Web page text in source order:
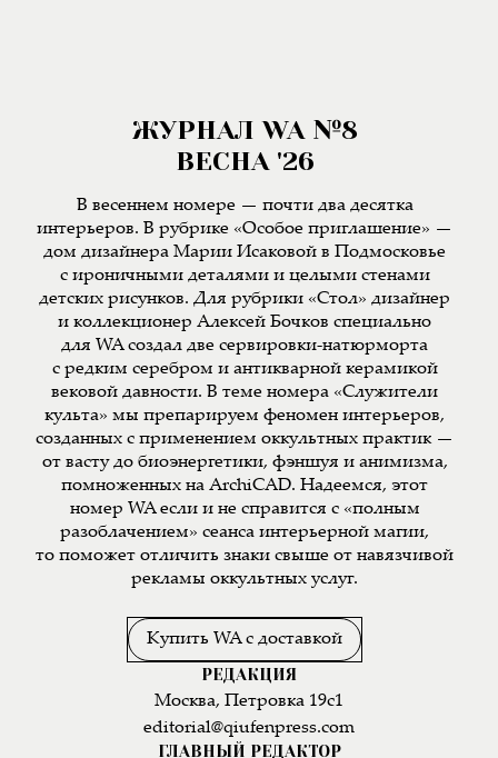
ЖУРНАЛ WA №8
ВЕСНА '26
В весеннем номере — почти два десятка
интерьеров. В рубрике «Особое приглашение» —
дом дизайнера Марии Исаковой в Подмосковье
с ироничными деталями и целыми стенами
детских рисунков. Для рубрики «Стол» дизайнер
и коллекционер Алексей Бочков специально
для WA создал две сервировки-натюрморта
с редким серебром и антикварной керамикой
вековой давности. В теме номера «Служители
культа» мы препарируем феномен интерьеров,
созданных с применением оккультных практик —
от васту до биоэнергетики, фэншуя и анимизма,
помноженных на ArchiCAD. Надеемся, этот
номер WA если и не справится с «полным
разоблачением» сеанса интерьерной магии,
то поможет отличить знаки свыше от навязчивой
рекламы оккультных услуг.
Купить WA с доставкой
РЕДАКЦИЯ
Москва, Петровка 19с1
editorial@qiufenpress.com
ГЛАВНЫЙ РЕДАКТОР